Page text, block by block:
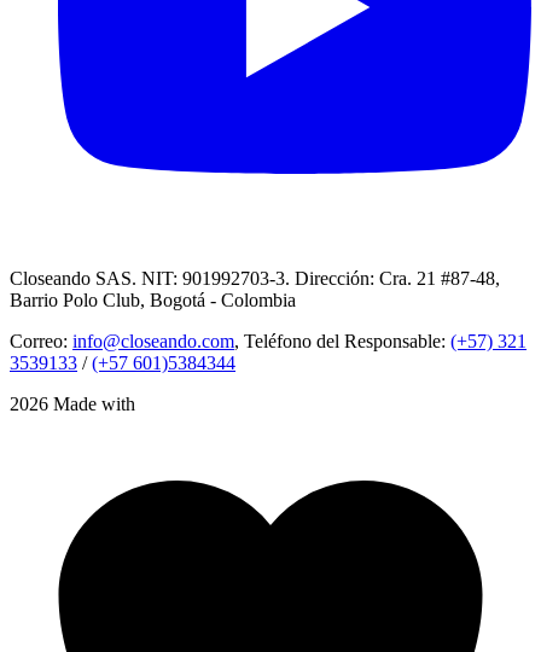
Closeando SAS. NIT: 901992703-3. Dirección: Cra. 21 #87-48,
Barrio Polo Club, Bogotá - Colombia
Correo: info@closeando.com, Teléfono del Responsable: (+57) 321
3539133 /(+57 601)5384344
2026 Made with